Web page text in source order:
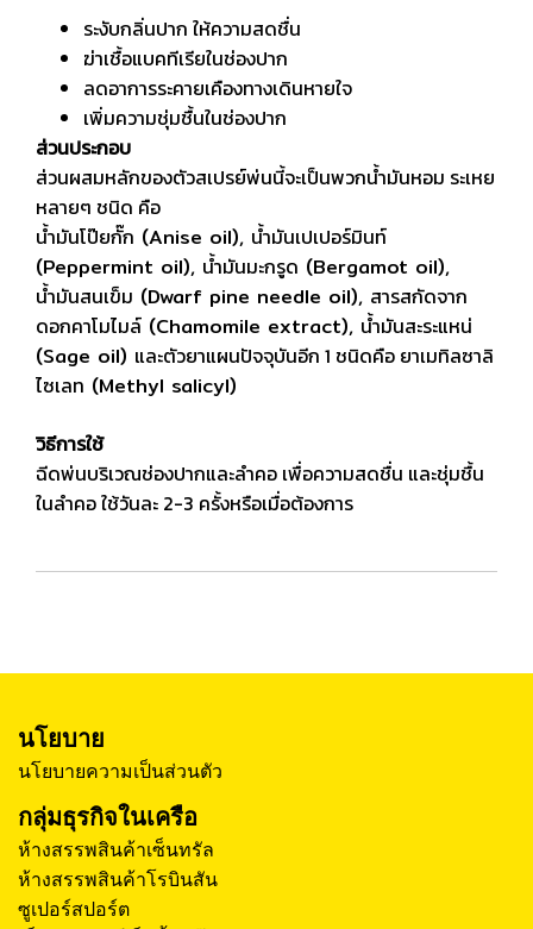
ระงับกลิ่นปาก ให้ความสดชื่น
ฆ่าเชื้อแบคทีเรียในช่องปาก
ลดอาการระคายเคืองทางเดินหายใจ
เพิ่มความชุ่มชื้นในช่องปาก
ส่วนประกอบ
ส่วนผสมหลักของตัวสเปรย์พ่นนี้จะเป็นพวกน้ำมันหอม ระเหย
หลายๆ ชนิด คือ
น้ำมันโป๊ยกั๊ก (Anise oil), น้ำมันเปเปอร์มินท์
(Peppermint oil), น้ำมันมะกรูด (Bergamot oil),
น้ำมันสนเข็ม (Dwarf pine needle oil), สารสกัดจาก
ดอกคาโมไมล์ (Chamomile extract), น้ำมันสะระแหน่
(Sage oil) และตัวยาแผนปัจจุบันอีก 1 ชนิดคือ ยาเมทิลซาลิ
ไซเลท (Methyl salicyl)
วิธีการใช้
ฉีดพ่นบริเวณช่องปากและลำคอ เพื่อความสดชื่น และชุ่มชื้น
ในลำคอ ใช้วันละ 2-3 ครั้งหรือเมื่อต้องการ
นโยบาย
นโยบายความเป็นส่วนตัว
กลุ่มธุรกิจในเครือ
ห้างสรรพสินค้าเซ็นทรัล
ห้างสรรพสินค้าโรบินสัน
ซูเปอร์สปอร์ต